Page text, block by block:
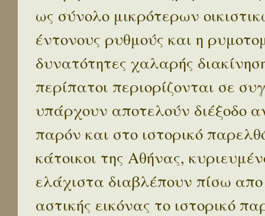
ως σύνολο μικρότερων
έντονους ρυθμούς και η
δυνατότητες χαλαρής
περίπατοι περιορίζονται σε
υπάρχουν αποτελούν διέξοδο
παρόν και στο ιστορικό
κάτοικοι της Αθήνας,
ελάχιστα διαβλέπουν πίσω
αστικής εικόνας το ιστορικό